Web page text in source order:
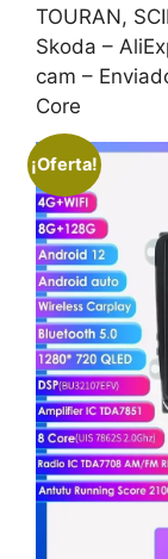
TOURAN,
Skoda –
cam –
Core
¡Oferta!